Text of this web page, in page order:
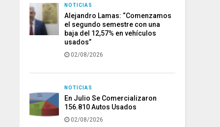
NOTICIAS
Alejandro Lamas: “Comenzamos
el segundo semestre con una
baja del 12,57% en vehículos
usados”
02/08/2026
NOTICIAS
En Julio Se Comercializaron
156.810 Autos Usados
02/08/2026